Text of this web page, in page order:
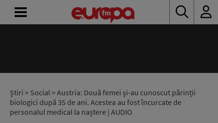
Știri > Social> Austria: Două femei și-au cunoscut părinții
biologici după 35 de ani. Acestea au fost încurcate de
personalul medical la naștere | AUDIO
RADIO
CONCURSURI